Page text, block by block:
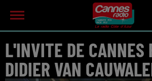
L'INVITE DE CANNES
DIDIER VAN